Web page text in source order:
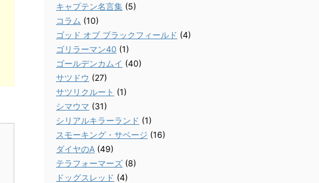
キャプテン名言集 (5)
コラム (10)
ゴッド オブ ブラックフィールド (4)
ゴリラーマン40 (1)
ゴールデンカムイ (40)
サツドウ (27)
サツリクルート (1)
シマウマ (31)
シリアルキラーランド (1)
スモーキング・サベージ (16)
ダイヤのA (49)
テラフォーマーズ (8)
ドッグスレッド (4)